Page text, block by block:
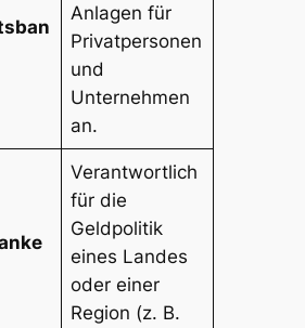
Anlagen für
Privatpersonen
und
Unternehmen
an.
Verantwortlich
für die
Geldpolitik
eines Landes
oder einer
Region (z. B.